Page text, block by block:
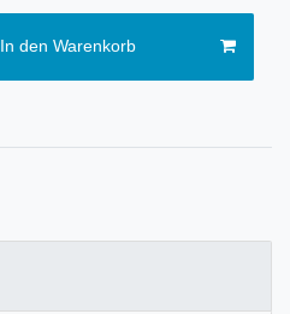
In den Warenkorb